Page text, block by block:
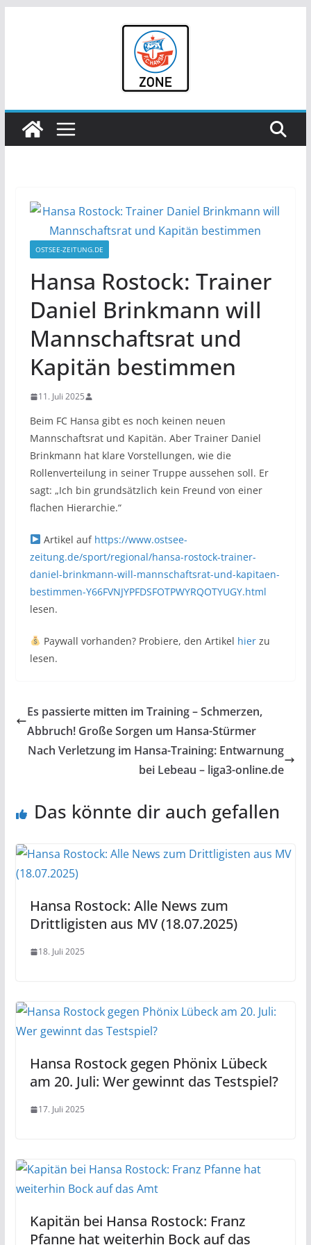
OSTSEE-ZEITUNG.DE
Hansa Rostock: Trainer
Daniel Brinkmann will
Mannschaftsrat und
Kapitän bestimmen
11. Juli 2025
Beim FC Hansa gibt es noch keinen neuen
Mannschaftsrat und Kapitän. Aber Trainer Daniel
Brinkmann hat klare Vorstellungen, wie die
Rollenverteilung in seiner Truppe aussehen soll. Er
sagt: „Ich bin grundsätzlich kein Freund von einer
flachen Hierarchie.“
Artikel auf https://www.ostsee-
zeitung.de/sport/regional/hansa-rostock-trainer-
daniel-brinkmann-will-mannschaftsrat-und-kapitaen-
bestimmen-Y66FVNJYPFDSFOTPWYRQOTYUGY.html
lesen.
Paywall vorhanden? Probiere, den Artikel hierzu
lesen.
Es passierte mitten im Training – Schmerzen,
Abbruch! Große Sorgen um Hansa-Stürmer
Nach Verletzung im Hansa-Training: Entwarnung
bei Lebeau – liga3-online.de
Das könnte dir auch gefallen
Hansa Rostock: Alle News zum
Drittligisten aus MV (18.07.2025)
18. Juli 2025
Hansa Rostock gegen Phönix Lübeck
am 20. Juli: Wer gewinnt das Testspiel?
17. Juli 2025
Kapitän bei Hansa Rostock: Franz
Pfanne hat weiterhin Bock auf das